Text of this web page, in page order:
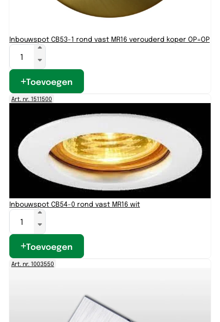
Inbouwspot CB53-1 rond vast MR16 verouderd koper OP=OP
Toevoegen
Art. nr. 1511500
Inbouwspot CB54-0 rond vast MR16 wit
Toevoegen
Art. nr. 1003550